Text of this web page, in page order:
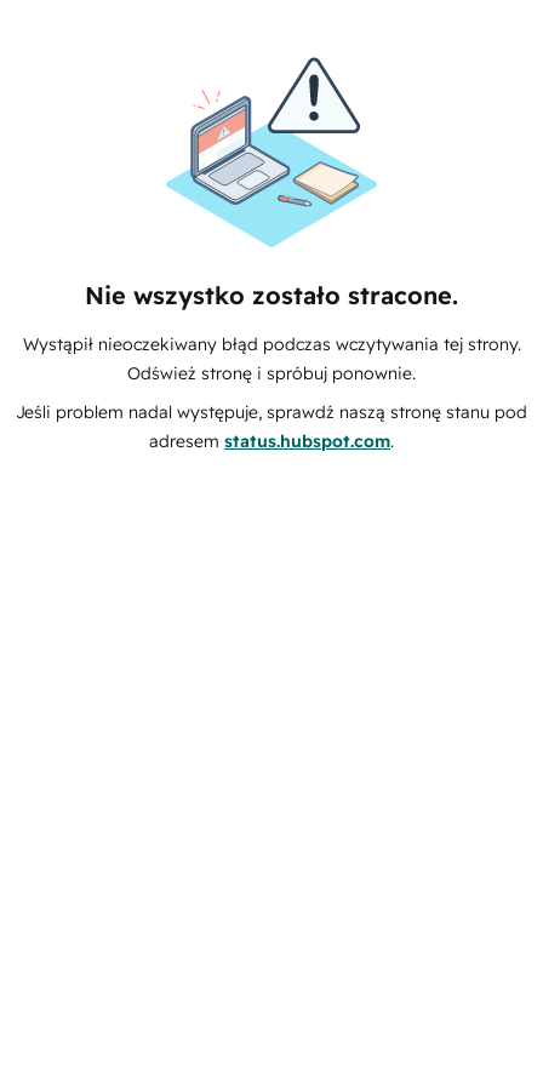
Nie wszystko zostało stracone.
Wystąpił nieoczekiwany błąd podczas wczytywania tej strony.
Odśwież stronę i spróbuj ponownie.
Jeśli problem nadal występuje, sprawdź naszą stronę stanu pod
adresem status.hubspot.com.